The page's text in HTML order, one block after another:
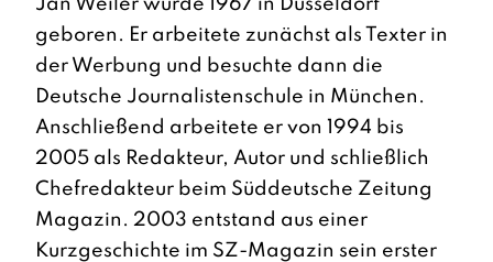
Jan Weiler wurde 1967 in Düsseldorf
geboren. Er arbeitete zunächst als Texter in
der Werbung und besuchte dann die
Deutsche Journalistenschule in München.
Anschließend arbeitete er von 1994 bis
2005 als Redakteur, Autor und schließlich
Chefredakteur beim Süddeutsche Zeitung
Magazin. 2003 entstand aus einer
Kurzgeschichte im SZ-Magazin sein erster